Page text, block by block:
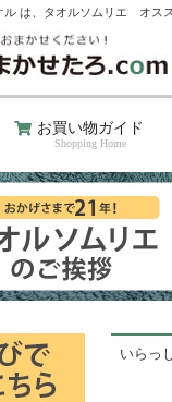
は、タオルソムリエ オス
お買い物ガイド
Shopping Home
いらっ